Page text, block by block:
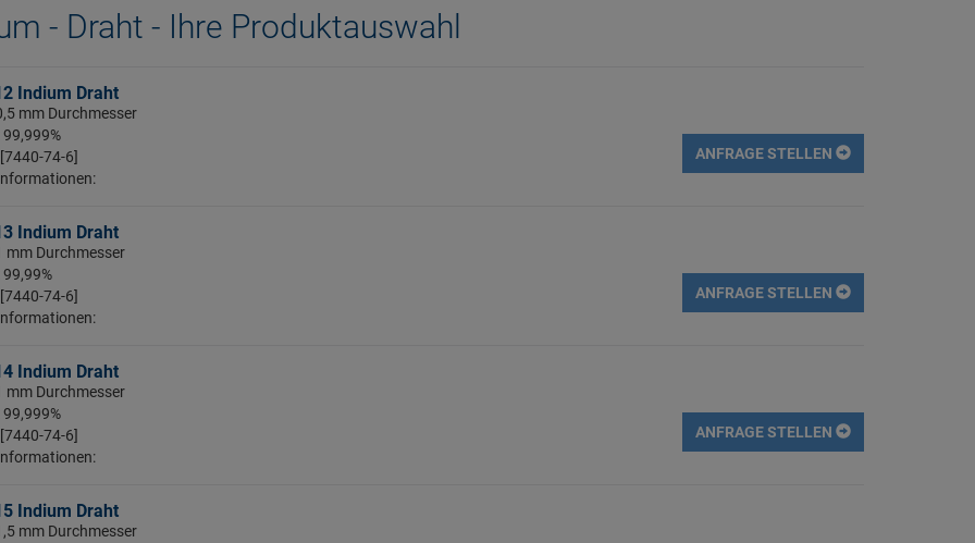
- Draht - Ihre Produktauswahl
Indium Draht
mm Durchmesser
99,999%
74-6]
ANFRAGE STELLEN
Indium Draht
mm Durchmesser
74-6]
ANFRAGE STELLEN
Indium Draht
mm Durchmesser
99,999%
74-6]
ANFRAGE STELLEN
Indium Draht
mm Durchmesser